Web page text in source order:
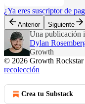
¿Ya eres suscriptor de
Anterior Siguiente
Una publicación
Dylan
Growth
© 2026 Growth Rockstar
recolección
Crea tu Substack